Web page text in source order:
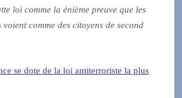
loi comme la énième preuve que les
comme des citoyens de second
se dote de la loi antiterroriste la plus